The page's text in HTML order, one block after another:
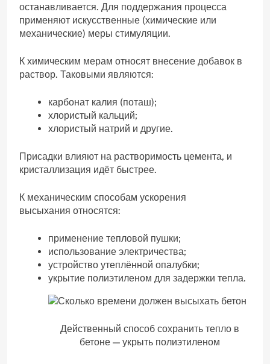
останавливается. Для поддержания процесса
применяют искусственные (химические или
механические) меры стимуляции.
К химическим мерам относят внесение добавок в
раствор. Таковыми являются:
карбонат калия (поташ);
хлористый кальций;
хлористый натрий и другие.
Присадки влияют на растворимость цемента, и
кристаллизация идёт быстрее.
К механическим способам ускорения
высыхания относятся:
применение тепловой пушки;
использование электричества;
устройство утеплённой опалубки;
укрытие полиэтиленом для задержки тепла.
Действенный способ сохранить тепло в
бетоне — укрыть полиэтиленом